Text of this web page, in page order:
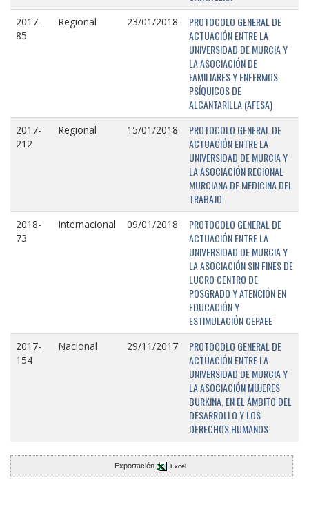
2017-
85
Regional 23/01/2018
PROTOCOLO GENERAL DE
ACTUACIÓN ENTRE LA
UNIVERSIDAD DE MURCIA Y
LA ASOCIACIÓN DE
FAMILIARES Y ENFERMOS
PSÍQUICOS DE
ALCANTARILLA (AFESA)
2017-
212
Regional 15/01/2018
PROTOCOLO GENERAL DE
ACTUACIÓN ENTRE LA
UNIVERSIDAD DE MURCIA Y
LA ASOCIACIÓN REGIONAL
MURCIANA DE MEDICINA DEL
TRABAJO
2018-
73
Internacional 09/01/2018
PROTOCOLO GENERAL DE
ACTUACIÓN ENTRE LA
UNIVERSIDAD DE MURCIA Y
LA ASOCIACIÓN SIN FINES DE
LUCRO CENTRO DE
POSGRADO Y ATENCIÓN EN
EDUCACIÓN Y
ESTIMULACIÓN CEPAEE
2017-
154
Nacional 29/11/2017
PROTOCOLO GENERAL DE
ACTUACIÓN ENTRE LA
UNIVERSIDAD DE MURCIA Y
LA ASOCIACIÓN MUJERES
BURKINA, EN EL ÁMBITO DEL
DESARROLLO Y LOS
DERECHOS HUMANOS
Exportación Excel